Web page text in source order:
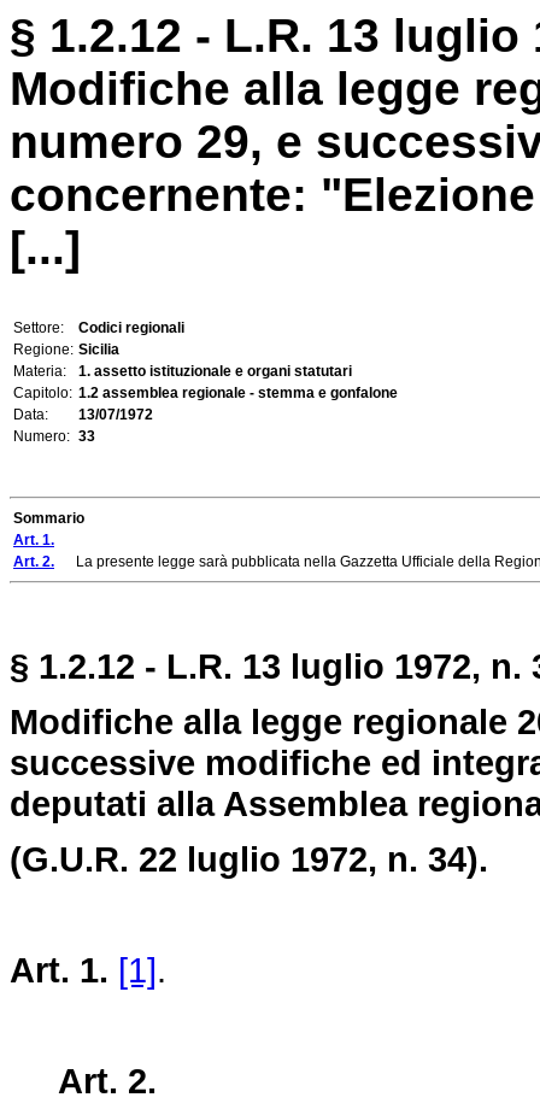
§ 1.2.12 - L.R. 13 luglio
Modifiche alla legge
numero 29, e
concernente:
[...]
Settore:
Codici regionali
Regione: Sicilia
Materia:
1. assetto istituzionale e organi statutari
Capitolo: 1.2 assemblea regionale - stemma e gonfalone
Data:
13/07/1972
Numero: 33
Sommario
Art. 1.
Art. 2. La presente legge sarà pubblicata nella Gazzetta Ufficiale della
§ 1.2.12 - L.R. 13 luglio 1972, n.
Modifiche alla legge regionale
successive modifiche ed
deputati alla Assemblea
(G.U.R. 22 luglio 1972, n. 34).
Art. 1. [1].
Art. 2.